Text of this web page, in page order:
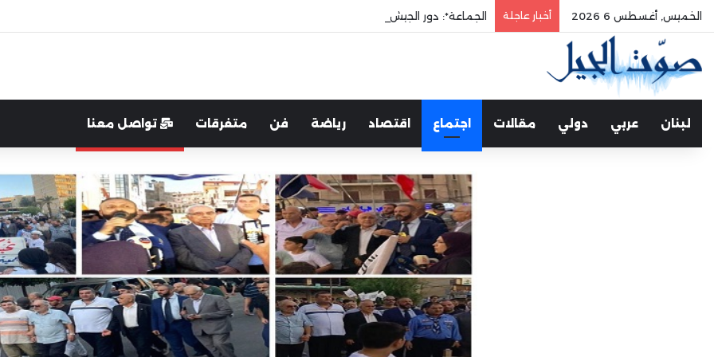
الخميس, أغسطس 6 2026 أخبار عاجلة الجماعة*: دور الجيش في حماية الوطن والدفاع عنه هو الأساس
لبنان عربي دولي مقالات اجتماع اقتصاد رياضة فن متفرقات تواصل معنا